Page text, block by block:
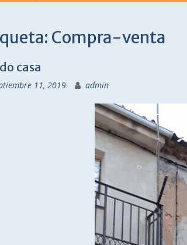
Compra-venta
casa
11, 2019 admin